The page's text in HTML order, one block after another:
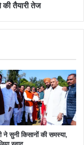
की तैयारी तेज
ने सुनी किसानों की समस्या,